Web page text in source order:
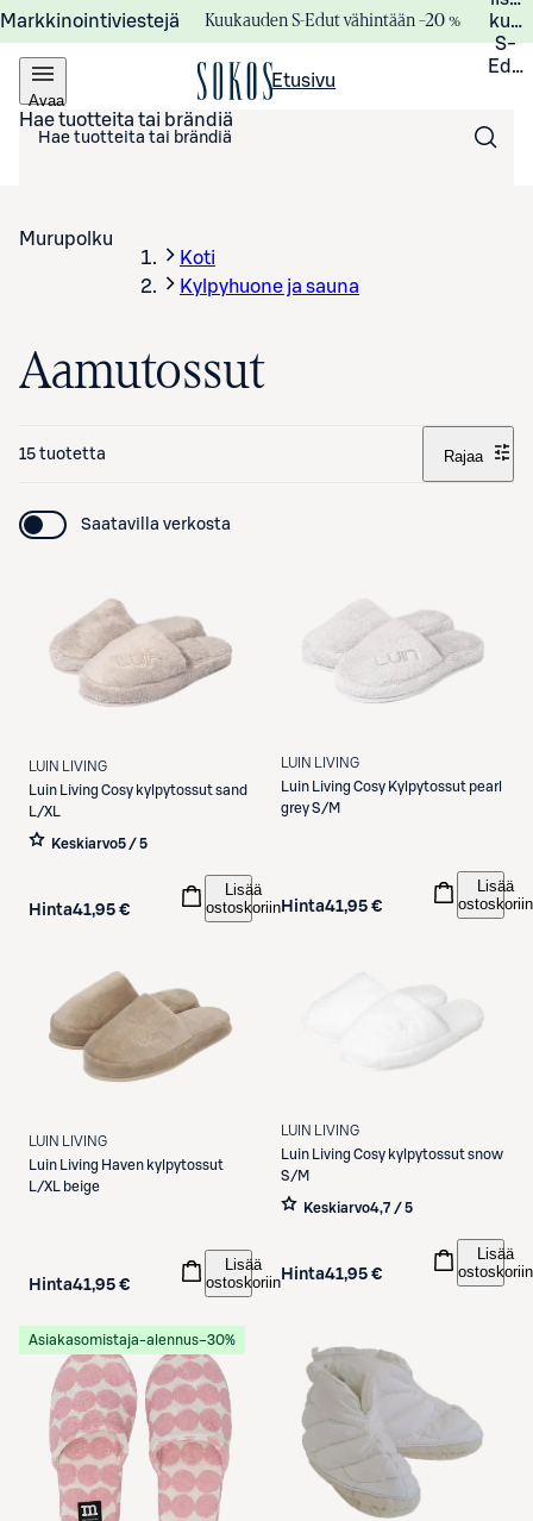
Markkinointiviestejä Kuukauden S-Edut vähintään –20 %
S-
Avaa
valikko
Etusivu
Hae tuotteita tai brändiä
Murupolku
Koti
Kylpyhuone ja sauna
Aamutossut
15 tuotetta Rajaa
Saatavilla verkosta
LUIN LIVING
Luin Living Cosy kylpytossut sand
L/XL
Keskiarvo5 / 5
Hinta41,95 €
Lisää
ostoskoriin
LUIN LIVING
Luin Living Cosy Kylpytossut pearl
grey S/M
Hinta41,95 €
Lisää
ostoskoriin
LUIN LIVING
Luin Living Haven kylpytossut
L/XL beige
Hinta41,95 €
Lisää
ostoskoriin
LUIN LIVING
Luin Living Cosy kylpytossut snow
S/M
Keskiarvo4,7 / 5
Hinta41,95 €
Lisää
ostoskoriin
Asiakasomistaja-alennus−30%